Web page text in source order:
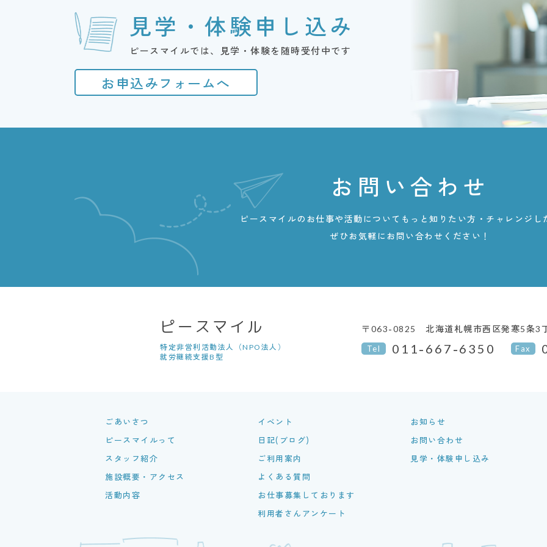
見学・体験申し込み
ピースマイルでは、見学・体験を随時受付中です
お申込みフォームへ
お問い合わせ
ピースマイルのお仕事や活動についてもっと知りたい方・チャレンジし
ぜひお気軽にお問い合わせください！
ピースマイル
特定非営利活動法人（NPO法人）
就労継続支援B型
〒063-0825 北海道札幌市西区発寒5条3
Tel 011-667-6350 Fax
ごあいさつ
ピースマイルって
スタッフ紹介
施設概要・アクセス
活動内容
イベント
日記(ブログ)
ご利用案内
よくある質問
お仕事募集しております
利用者さんアンケート
お知らせ
お問い合わせ
見学・体験申し込み